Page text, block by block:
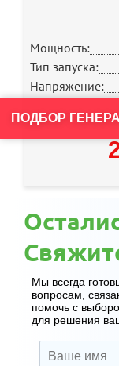
Мощность:
Тип запуска:
Напряжение:
Мы всегда
вопросам,
помочь с
для решения
ПОДБОР